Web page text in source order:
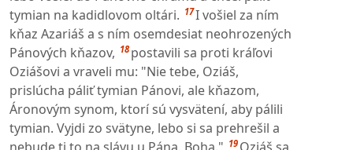
tymian na kadidlovom oltári. 17I vošiel za ním
kňaz Azariáš a s ním osemdesiat neohrozených
Pánových kňazov, 18 postavili sa proti kráľovi
Oziášovi a vraveli mu: "Nie tebe, Oziáš,
prislúcha páliť tymian Pánovi, ale kňazom,
Áronovým synom, ktorí sú vysvätení, aby pálili
tymian. Vyjdi zo svätyne, lebo si sa prehrešil a
nebude ti to na slávu u Pána, Boha." 19 Oziáš sa